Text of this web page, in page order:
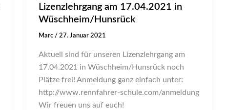
Lizenzlehrgang am 17.04.2021 in
Wüschheim/Hunsrück
Marc/27. Januar 2021
Aktuell sind für unseren Lizenzlehrgang am
17.04.2021 in Wüschheim/Hunsrück noch
Plätze frei! Anmeldung ganz einfach unter:
http://www.rennfahrer-schule.com/anmeldung
Wir freuen uns auf euch!